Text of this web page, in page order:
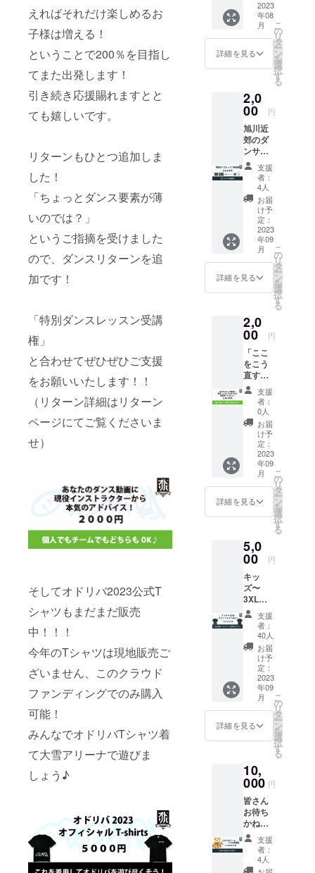
えればそれだけ楽しめるお
子様は増える！
ということで200％を目指し
てまた出発します！
引き続き応援賜れますとと
ても嬉しいです。
リターンもひとつ追加しま
した！
「ちょっとダンス要素が薄
いのでは？」
というご指摘を受けました
ので、ダンスリターンを追
加です！
「特別ダンスレッスン受講
権」
と合わせてぜひぜひご支援
をお願いいたします！！
（リターン詳細はリターン
ページにてご覧くださいま
せ）
そしてオドリバ2023公式T
シャツもまだまだ販売
中！！！
今年のTシャツは現地販売ご
ざいません、このクラウド
ファンディングでのみ購入
可能！
みんなでオドリバTシャツ着
て大雪アリーナで遊びま
しょう♪
す。 ご
支援い
ただい
た皆様
のため
に、オ
ドリバ
員みん
なで熱
い思い
を込め
たお礼
動画を
撮影し
まし
た、あ
りった
けの愛
をお受
け取り
くださ
い!! ※
メール
にてお
ルアド
レスの
記入が
必須と
なりま
す。
2023
年08
月
詳細を見る
こ
の
リ
タ
ー
ン
を
選
択
す
る
2,0
00 円
旭川近
郊のダ
ンサー
さん必
見!!オド
リバ実
行委員
の運営
するダ
ンスス
タジオ
で"特別
に"レッ
スンを
受けら
れちゃ
です♪
初心者
でも大
丈夫で
す、ダ
ンスに
興味が
あるな
らば、
ダンス
への愛
がある
なら
ば、迷
わず飛
び込ん
でみま
しょう!!
イン
ナップ-
【Danc
eStudio
LUAR
】
【doocl
FURAN
O】
【BRID
HOPE
【CON
FRONT
DANCE
STUDIO
o
BRIGH
T】
【smile
DANCE
school
】 レッ
スン時
間数：
支援
者：
4人
お届
け予
定：
2023
年09
月
詳細を見る
こ
の
リ
タ
ー
ン
を
選
択
す
る
2,0
00 円
「ここ
をこう
直すと
さらに
よくな
よ！」
「あな
たのこ
こは素
晴らし
い！大
切にし
て！」
など現
役ダン
ストラ
クター
から細
かなコ
メント
がもら
えます♪
さらな
る成長
や、自
信へと
つなげ
ましょ
う！ イ
ベント
でアド
バイス
それは
「多数
の出演
チーム
の1人と
して」
ですよ
ね。 あ
なたの
支援
者：
0人
お届
け予
定：
2023
年09
月
詳細を見る
こ
の
リ
タ
ー
ン
を
選
択
す
る
5,0
00 円
キッ
ズ〜
3XLま
でなん
と豊富
なサイ
ズ展開!!
今年の
オドリ
バTシャ
ツは当
クラウ
ドファ
ンディ
ング内
のみ手
ます♪
ちょっ
ぴりお
高いか
もしれ
ません
がふわ
ふわ
ドーム
への支
支援
者：
40人
お届
け予
定：
2023
年09
月
詳細を見る
こ
の
リ
タ
ー
ン
を
選
択
す
る
10,
000 円
皆さん
お待ち
かねの
ふわふ
わドー
ムが、
15分間
支援
者：
4人